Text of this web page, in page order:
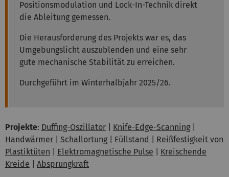
Positionsmodulation und Lock-In-Technik direkt
die Ableitung gemessen.
Die Herausforderung des Projekts war es, das
Umgebungslicht auszublenden und eine sehr
gute mechanische Stabilität zu erreichen.
Durchgeführt im Winterhalbjahr 2025/26.
Projekte: Duffing-Oszillator Knife-Edge-Scanning
Handwärmer
Schallortung Füllstand
Reißfestigkeit von
Plastiktüten
Elektromagnetische Pulse
Kreischende
Kreide
Absprungkraft